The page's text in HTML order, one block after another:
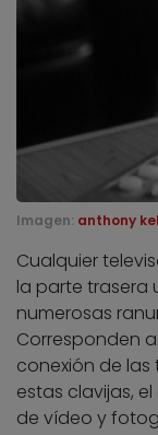
Imagen: anthony
Cualquier
la parte trasera
numerosas
Corresponden
conexión de
estas clavijas,
de vídeo y